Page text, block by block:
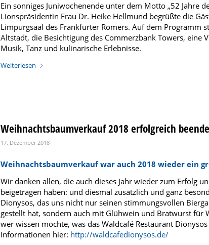
Ein sonniges Juniwochenende unter dem Motto „52 Jahre
Lionspräsidentin Frau Dr. Heike Hellmund begrüßte die
Limpurgsaal des Frankfurter Römers. Auf dem Programm
Altstadt, die Besichtigung des Commerzbank Towers, eine
Musik, Tanz und kulinarische Erlebnisse.
Weiterlesen
Weihnachtsbaumverkauf 2018 erfolgreich
17. Dezember 2018
Weihnachtsbaumverkauf war auch 2018 wieder ein
Wir danken allen, die auch dieses Jahr wieder zum Erfolg
beigetragen haben: und diesmal zusätzlich und ganz
Dionysos, das uns nicht nur seinen stimmungsvollen
gestellt hat, sondern auch mit Glühwein und Bratwurst für
wer wissen möchte, was das Waldcafé Restaurant
Informationen hier: http://waldcafedionysos.de/